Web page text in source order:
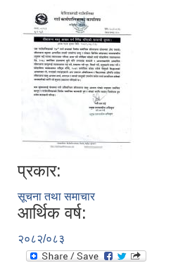
प्रकार:
सूचना तथा समाचार
आर्थिक वर्ष:
२०८२/०८३